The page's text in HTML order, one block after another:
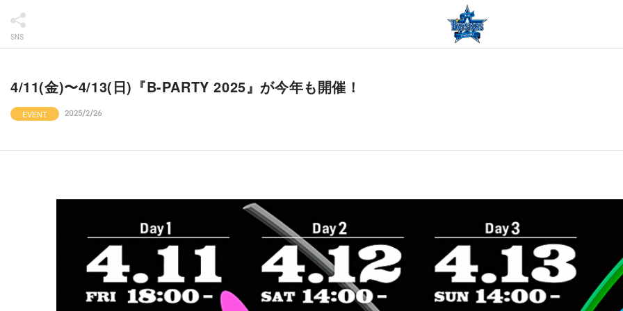
SNS
4/11(金)〜4/13(日)『B-PARTY 2025』が今年も開催！
EVENT 2025/2/26